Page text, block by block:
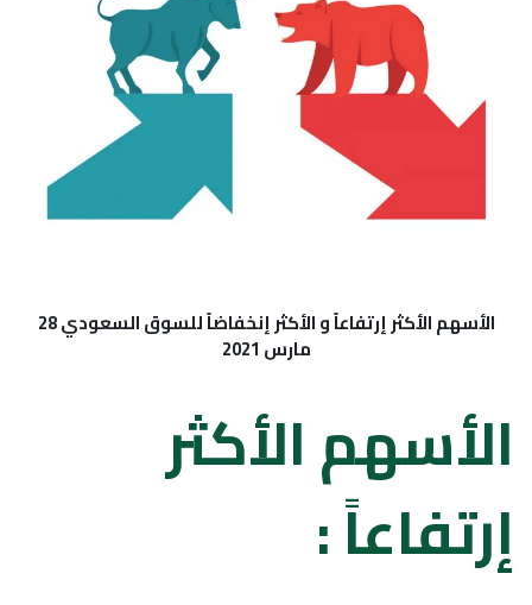
الأسهم الأكثر إرتفاعاً و الأكثر إنخفاضاً للسوق السعودي 28
مارس 2021
الأسهم الأكثر
إرتفاعاً :